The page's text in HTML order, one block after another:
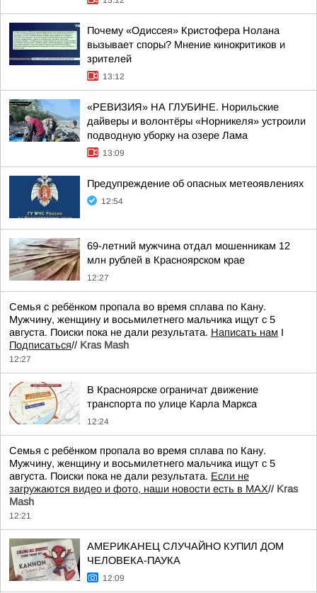
Почему «Одиссея» Кристофера Нолана
вызывает споры? Мнение кинокритиков и
зрителей
13:12
«РЕВИЗИЯ» НА ГЛУБИНЕ. Норильские
дайверы и волонтёры «Норникеля» устроили
подводную уборку на озере Лама
13:09
Предупреждение об опасных метеоявлениях
12:54
69-летний мужчина отдал мошенникам 12
млн рублей в Красноярском крае
12:27
Семья с ребёнком пропала во время сплава по Кану.
Мужчину, женщину и восьмилетнего мальчика ищут с 5
августа. Поиски пока не дали результата. Написать нам I
Подписаться// Kras Mash
12:27
В Красноярске ограничат движение
транспорта по улице Карла Маркса
12:24
Семья с ребёнком пропала во время сплава по Кану.
Мужчину, женщину и восьмилетнего мальчика ищут с 5
августа. Поиски пока не дали результата. Если не
загружаются видео и фото, наши новости есть в MAX// Kras
Mash
12:21
АМЕРИКАНЕЦ СЛУЧАЙНО КУПИЛ ДОМ
ЧЕЛОВЕКА-ПАУКА
12:09